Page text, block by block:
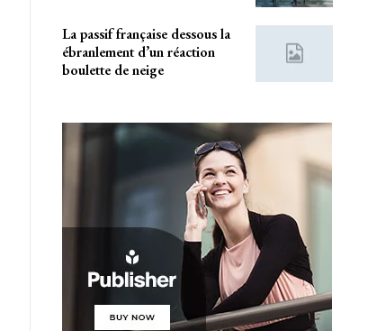
La passif française dessous la
ébranlement d’un réaction
boulette de neige